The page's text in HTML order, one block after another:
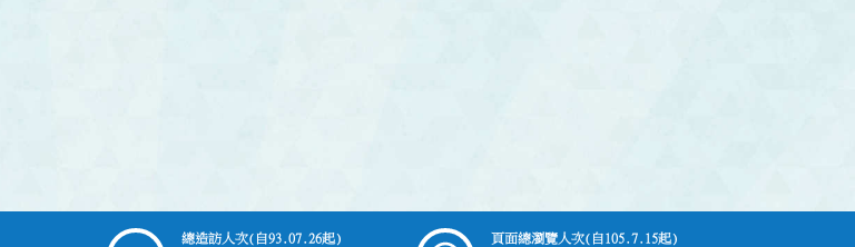
總造訪人次(自93.07.26起) 頁面總瀏覽人次(自105.7.15起)